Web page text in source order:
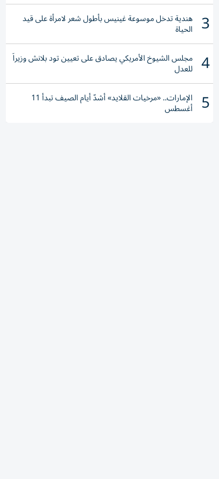
3 هندية تدخل موسوعة غينيس بأطول شعر لامرأة على قيد
الحياة
4 مجلس الشيوخ الأمريكي يصادق على تعيين تود بلانش وزيراً
للعدل
5 الإمارات.. «مرخيات القلايد» أشدّ أيام الصيف تبدأ 11
أغسطس